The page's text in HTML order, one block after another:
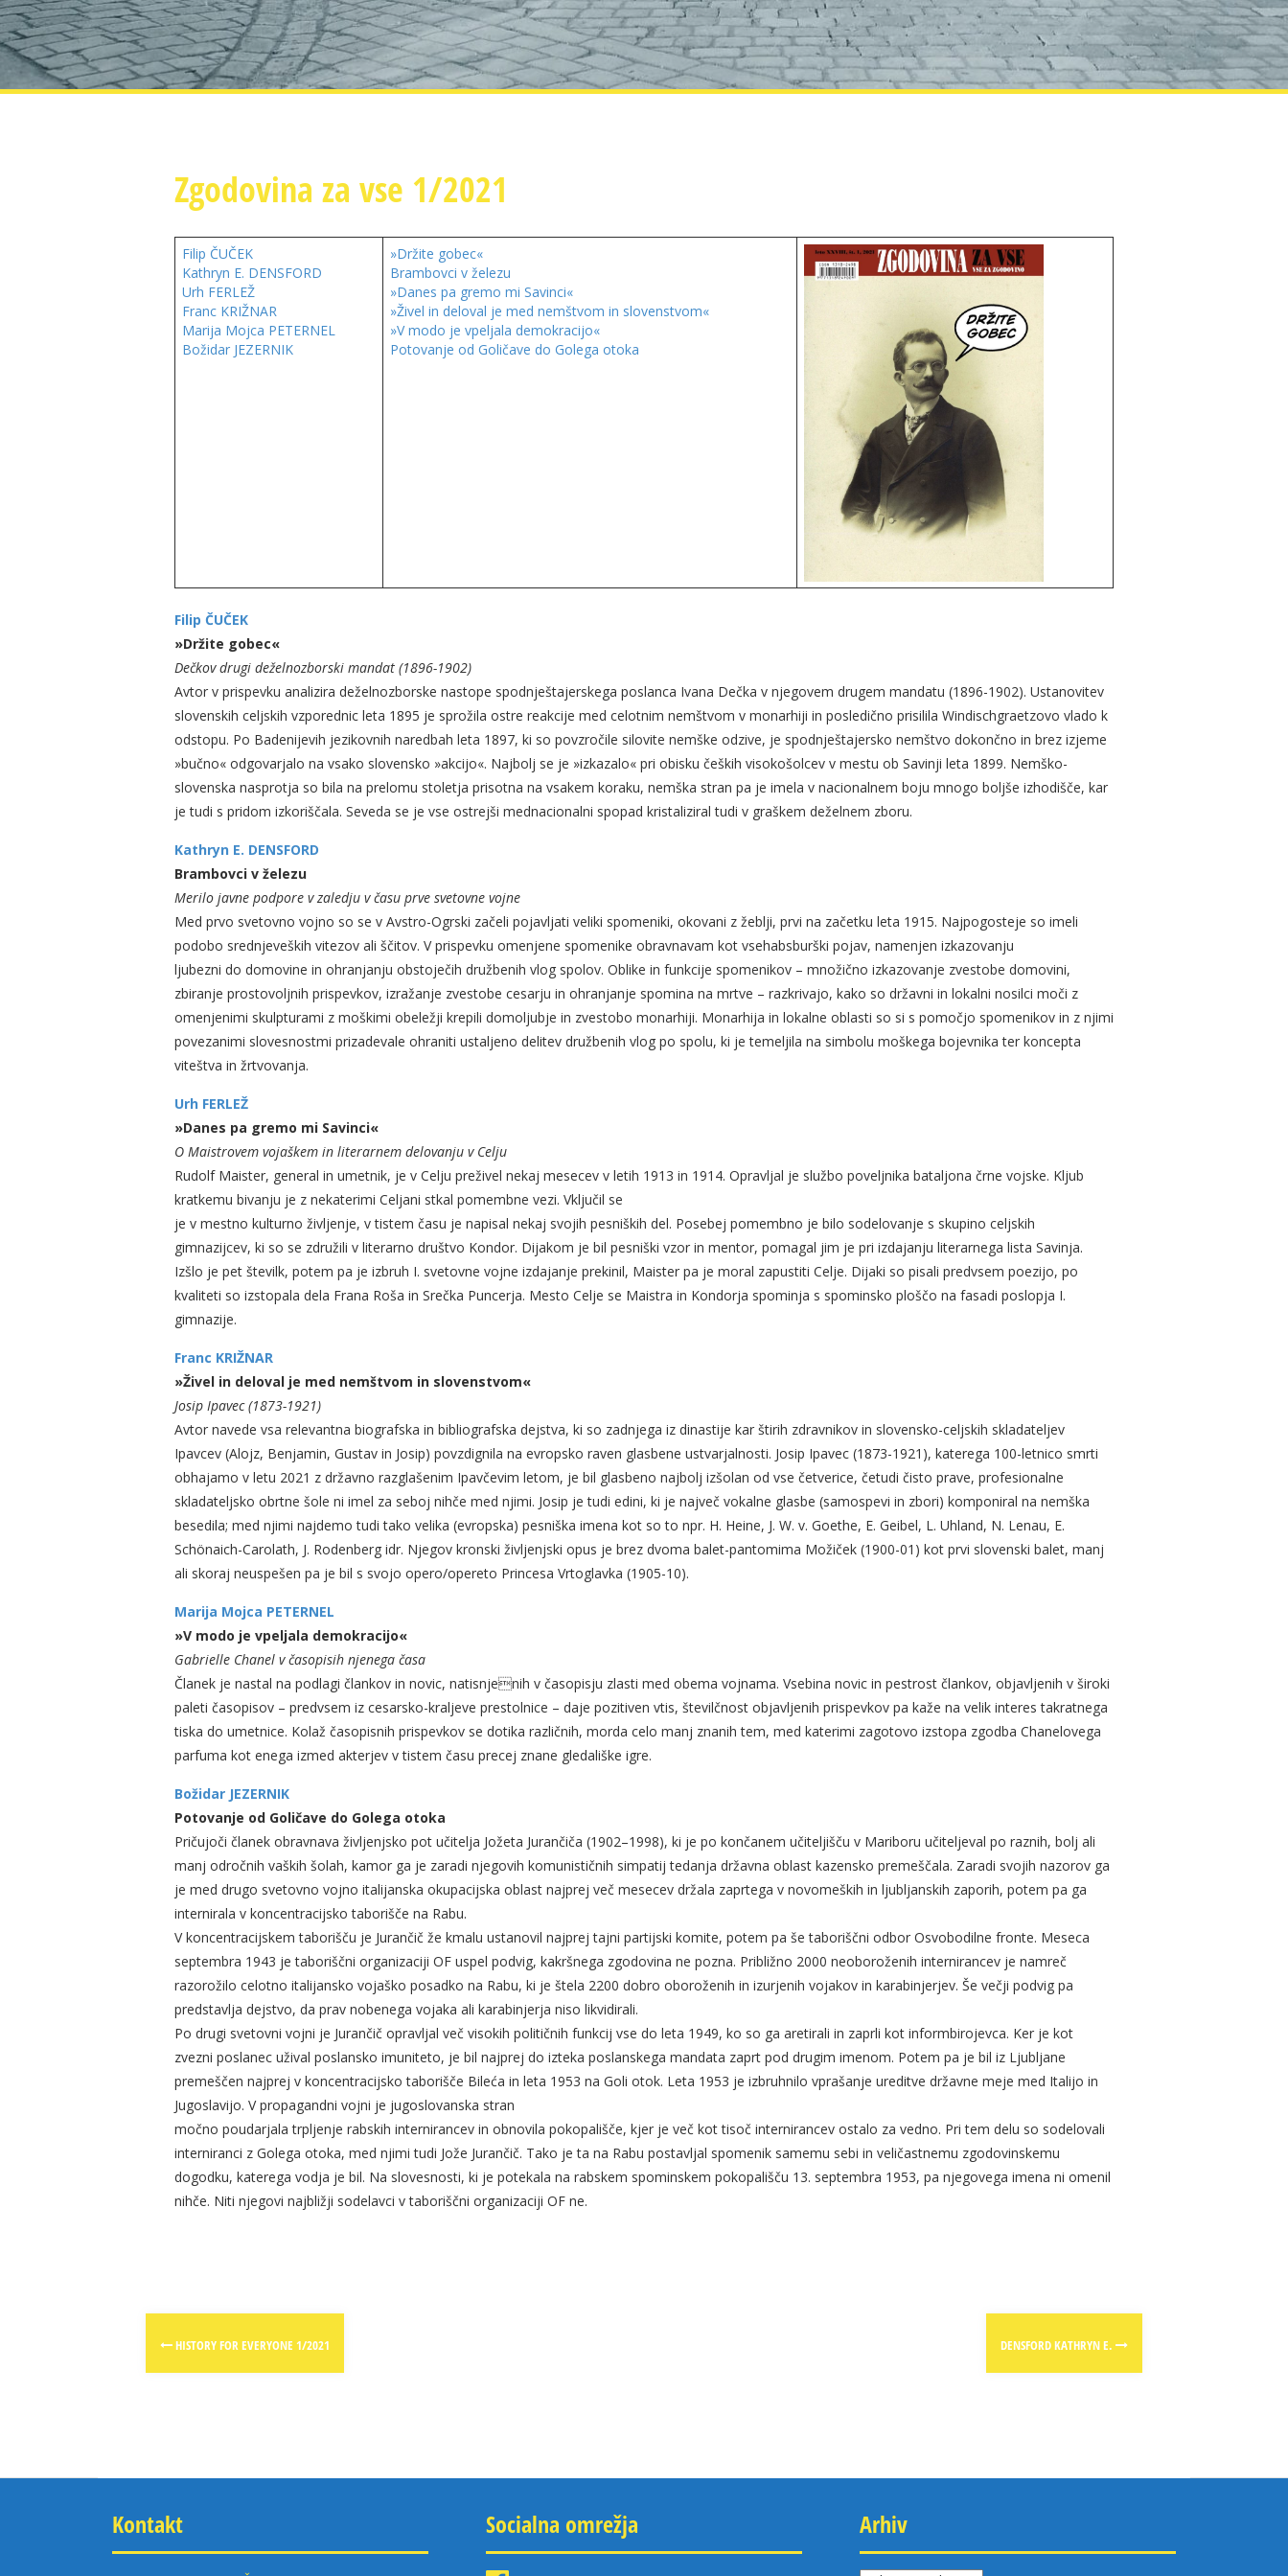
Zgodovina za vse 1/2021
Filip ČUČEK
Kathryn E. DENSFORD
Urh FERLEŽ
Franc KRIŽNAR
Marija Mojca PETERNEL
Božidar JEZERNIK
»Držite gobec«
Brambovci v železu
»Danes pa gremo mi Savinci«
»Živel in deloval je med nemštvom in slovenstvom«
»V modo je vpeljala demokracijo«
Potovanje od Goličave do Golega otoka
Filip ČUČEK
»Držite gobec«
Dečkov drugi deželnozborski mandat (1896-1902)
Avtor v prispevku analizira deželnozborske nastope spodnještajerskega poslanca Ivana Dečka v njegovem drugem mandatu (1896-1902). Ustanovitev
slovenskih celjskih vzporednic leta 1895 je sprožila ostre reakcije med celotnim nemštvom v monarhiji in posledično prisilila Windischgraetzovo vlado k
odstopu. Po Badenijevih jezikovnih naredbah leta 1897, ki so povzročile silovite nemške odzive, je spodnještajersko nemštvo dokončno in brez izjeme
»bučno« odgovarjalo na vsako slovensko »akcijo«. Najbolj se je »izkazalo« pri obisku čeških visokošolcev v mestu ob Savinji leta 1899. Nemško-
slovenska nasprotja so bila na prelomu stoletja prisotna na vsakem koraku, nemška stran pa je imela v nacionalnem boju mnogo boljše izhodišče, kar
je tudi s pridom izkoriščala. Seveda se je vse ostrejši mednacionalni spopad kristaliziral tudi v graškem deželnem zboru.
Kathryn E. DENSFORD
Brambovci v železu
Merilo javne podpore v zaledju v času prve svetovne vojne
Med prvo svetovno vojno so se v Avstro-Ogrski začeli pojavljati veliki spomeniki, okovani z žeblji, prvi na začetku leta 1915. Najpogosteje so imeli
podobo srednjeveških vitezov ali ščitov. V prispevku omenjene spomenike obravnavam kot vsehabsburški pojav, namenjen izkazovanju
ljubezni do domovine in ohranjanju obstoječih družbenih vlog spolov. Oblike in funkcije spomenikov – množično izkazovanje zvestobe domovini,
zbiranje prostovoljnih prispevkov, izražanje zvestobe cesarju in ohranjanje spomina na mrtve – razkrivajo, kako so državni in lokalni nosilci moči z
omenjenimi skulpturami z moškimi obeležji krepili domoljubje in zvestobo monarhiji. Monarhija in lokalne oblasti so si s pomočjo spomenikov in z njimi
povezanimi slovesnostmi prizadevale ohraniti ustaljeno delitev družbenih vlog po spolu, ki je temeljila na simbolu moškega bojevnika ter koncepta
viteštva in žrtvovanja.
Urh FERLEŽ
»Danes pa gremo mi Savinci«
O Maistrovem vojaškem in literarnem delovanju v Celju
Rudolf Maister, general in umetnik, je v Celju preživel nekaj mesecev v letih 1913 in 1914. Opravljal je službo poveljnika bataljona črne vojske. Kljub
kratkemu bivanju je z nekaterimi Celjani stkal pomembne vezi. Vključil se
je v mestno kulturno življenje, v tistem času je napisal nekaj svojih pesniških del. Posebej pomembno je bilo sodelovanje s skupino celjskih
gimnazijcev, ki so se združili v literarno društvo Kondor. Dijakom je bil pesniški vzor in mentor, pomagal jim je pri izdajanju literarnega lista Savinja.
Izšlo je pet številk, potem pa je izbruh I. svetovne vojne izdajanje prekinil, Maister pa je moral zapustiti Celje. Dijaki so pisali predvsem poezijo, po
kvaliteti so izstopala dela Frana Roša in Srečka Puncerja. Mesto Celje se Maistra in Kondorja spominja s spominsko ploščo na fasadi poslopja I.
gimnazije.
Franc KRIŽNAR
»Živel in deloval je med nemštvom in slovenstvom«
Josip Ipavec (1873-1921)
Avtor navede vsa relevantna biografska in bibliografska dejstva, ki so zadnjega iz dinastije kar štirih zdravnikov in slovensko-celjskih skladateljev
Ipavcev (Alojz, Benjamin, Gustav in Josip) povzdignila na evropsko raven glasbene ustvarjalnosti. Josip Ipavec (1873-1921), katerega 100-letnico smrti
obhajamo v letu 2021 z državno razglašenim Ipavčevim letom, je bil glasbeno najbolj izšolan od vse četverice, četudi čisto prave, profesionalne
skladateljsko obrtne šole ni imel za seboj nihče med njimi. Josip je tudi edini, ki je največ vokalne glasbe (samospevi in zbori) komponiral na nemška
besedila; med njimi najdemo tudi tako velika (evropska) pesniška imena kot so to npr. H. Heine, J. W. v. Goethe, E. Geibel, L. Uhland, N. Lenau, E.
Schönaich-Carolath, J. Rodenberg idr. Njegov kronski življenjski opus je brez dvoma balet-pantomima Možiček (1900-01) kot prvi slovenski balet, manj
ali skoraj neuspešen pa je bil s svojo opero/opereto Princesa Vrtoglavka (1905-10).
Marija Mojca PETERNEL
»V modo je vpeljala demokracijo«
Gabrielle Chanel v časopisih njenega časa
Članek je nastal na podlagi člankov in novic, natisnjenih v časopisju zlasti med obema vojnama. Vsebina novic in pestrost člankov, objavljenih v široki
paleti časopisov – predvsem iz cesarsko-kraljeve prestolnice – daje pozitiven vtis, številčnost objavljenih prispevkov pa kaže na velik interes takratnega
tiska do umetnice. Kolaž časopisnih prispevkov se dotika različnih, morda celo manj znanih tem, med katerimi zagotovo izstopa zgodba Chanelovega
parfuma kot enega izmed akterjev v tistem času precej znane gledališke igre.
Božidar JEZERNIK
Potovanje od Goličave do Golega otoka
Pričujoči članek obravnava življenjsko pot učitelja Jožeta Jurančiča (1902–1998), ki je po končanem učiteljišču v Mariboru učiteljeval po raznih, bolj ali
manj odročnih vaških šolah, kamor ga je zaradi njegovih komunističnih simpatij tedanja državna oblast kazensko premeščala. Zaradi svojih nazorov ga
je med drugo svetovno vojno italijanska okupacijska oblast najprej več mesecev držala zaprtega v novomeških in ljubljanskih zaporih, potem pa ga
internirala v koncentracijsko taborišče na Rabu.
V koncentracijskem taborišču je Jurančič že kmalu ustanovil najprej tajni partijski komite, potem pa še taboriščni odbor Osvobodilne fronte. Meseca
septembra 1943 je taboriščni organizaciji OF uspel podvig, kakršnega zgodovina ne pozna. Približno 2000 neoboroženih internirancev je namreč
razorožilo celotno italijansko vojaško posadko na Rabu, ki je štela 2200 dobro oboroženih in izurjenih vojakov in karabinjerjev. Še večji podvig pa
predstavlja dejstvo, da prav nobenega vojaka ali karabinjerja niso likvidirali.
Po drugi svetovni vojni je Jurančič opravljal več visokih političnih funkcij vse do leta 1949, ko so ga aretirali in zaprli kot informbirojevca. Ker je kot
zvezni poslanec užival poslansko imuniteto, je bil najprej do izteka poslanskega mandata zaprt pod drugim imenom. Potem pa je bil iz Ljubljane
premeščen najprej v koncentracijsko taborišče Bileća in leta 1953 na Goli otok. Leta 1953 je izbruhnilo vprašanje ureditve državne meje med Italijo in
Jugoslavijo. V propagandni vojni je jugoslovanska stran
močno poudarjala trpljenje rabskih internirancev in obnovila pokopališče, kjer je več kot tisoč internirancev ostalo za vedno. Pri tem delu so sodelovali
interniranci z Golega otoka, med njimi tudi Jože Jurančič. Tako je ta na Rabu postavljal spomenik samemu sebi in veličastnemu zgodovinskemu
dogodku, katerega vodja je bil. Na slovesnosti, ki je potekala na rabskem spominskem pokopališču 13. septembra 1953, pa njegovega imena ni omenil
nihče. Niti njegovi najbližji sodelavci v taboriščni organizaciji OF ne.
Post
navigation
HISTORY FOR EVERYONE 1/2021 DENSFORD KATHRYN E.
Kontakt Socialna omrežja Arhiv